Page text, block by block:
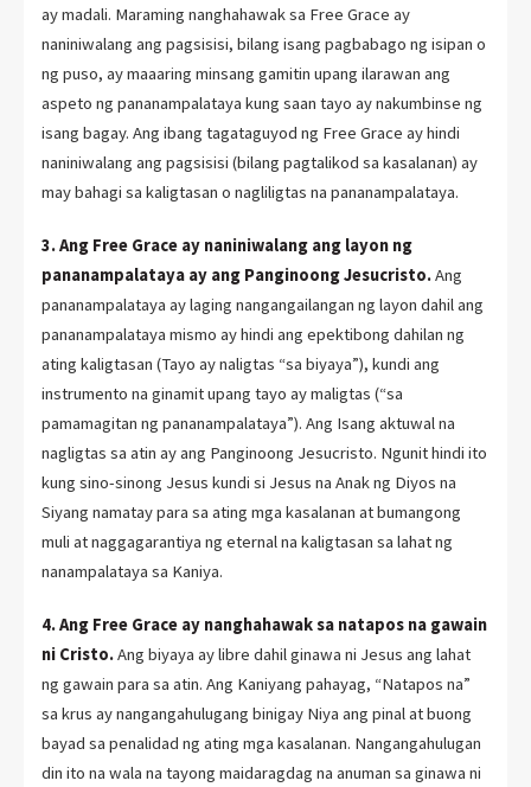
ay madali. Maraming nanghahawak sa Free Grace ay
naniniwalang ang pagsisisi, bilang isang pagbabago ng isipan o
ng puso, ay maaaring minsang gamitin upang ilarawan ang
aspeto ng pananampalataya kung saan tayo ay nakumbinse ng
isang bagay. Ang ibang tagataguyod ng Free Grace ay hindi
naniniwalang ang pagsisisi (bilang pagtalikod sa kasalanan) ay
may bahagi sa kaligtasan o nagliligtas na pananampalataya.
3. Ang Free Grace ay naniniwalang ang layon ng
pananampalataya ay ang Panginoong Jesucristo.Ang
pananampalataya ay laging nangangailangan ng layon dahil ang
pananampalataya mismo ay hindi ang epektibong dahilan ng
ating kaligtasan (Tayo ay naligtas “sa biyaya”), kundi ang
instrumento na ginamit upang tayo ay maligtas (“sa
pamamagitan ng pananampalataya”). Ang Isang aktuwal na
nagligtas sa atin ay ang Panginoong Jesucristo. Ngunit hindi ito
kung sino-sinong Jesus kundi si Jesus na Anak ng Diyos na
Siyang namatay para sa ating mga kasalanan at bumangong
muli at naggagarantiya ng eternal na kaligtasan sa lahat ng
nanampalataya sa Kaniya.
4. Ang Free Grace ay nanghahawak sa natapos na gawain
ni Cristo.Ang biyaya ay libre dahil ginawa ni Jesus ang lahat
ng gawain para sa atin. Ang Kaniyang pahayag, “Natapos na”
sa krus ay nangangahulugang binigay Niya ang pinal at buong
bayad sa penalidad ng ating mga kasalanan. Nangangahulugan
din ito na wala na tayong maidaragdag na anuman sa ginawa ni